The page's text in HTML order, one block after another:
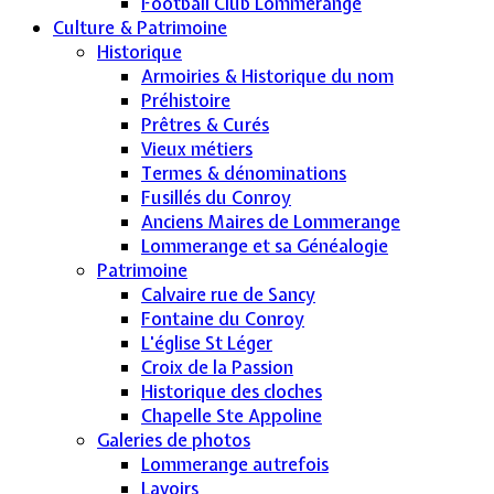
Culture & Patrimoine
Historique
Armoiries & Historique du nom
Préhistoire
Prêtres & Curés
Vieux métiers
Termes & dénominations
Fusillés du Conroy
Anciens Maires de Lommerange
Lommerange et sa Généalogie
Patrimoine
Calvaire rue de Sancy
Fontaine du Conroy
L'église St Léger
Croix de la Passion
Historique des cloches
Chapelle Ste Appoline
Galeries de photos
Lommerange autrefois
Lavoirs